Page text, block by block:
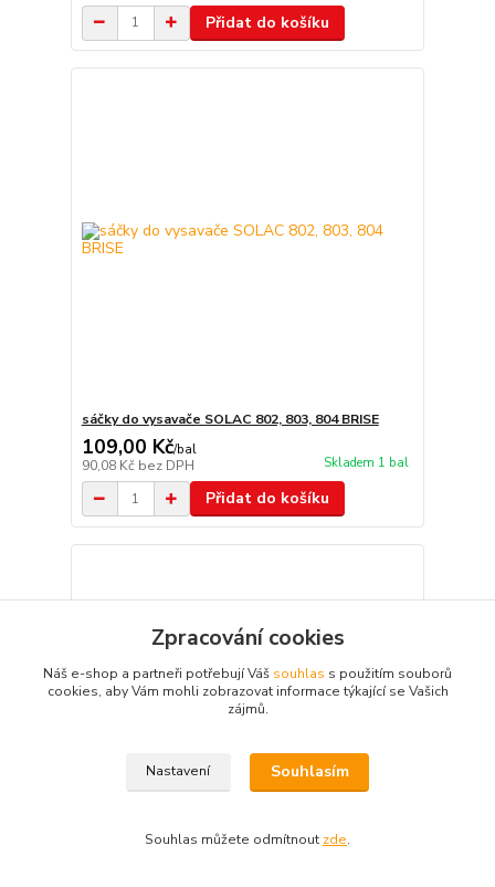
Přidat do košíku
sáčky do vysavače SOLAC 802, 803, 804 BRISE
109,00 Kč/bal
90,08 Kč bez DPH Skladem 1 bal
Přidat do košíku
Zpracování cookies
Náš e-shop a partneři potřebují Váš souhlas s použitím souborů
cookies, aby Vám mohli zobrazovat informace týkající se Vašich
zájmů.
Nastavení Souhlasím
Souhlas můžete odmítnout zde.